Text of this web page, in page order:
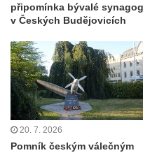
Chlumčanech
Hrob Josefa Bednáře na
Chlumčanech
Hrob Oldřicha
Chlumčanech
Hrob Antonína Krejcárka
Chlumčanech
Hrob Josefa Fořta na
připomínka bývalé
v Českých Budějovicích
20. 7. 2026
Pomník českým válečným